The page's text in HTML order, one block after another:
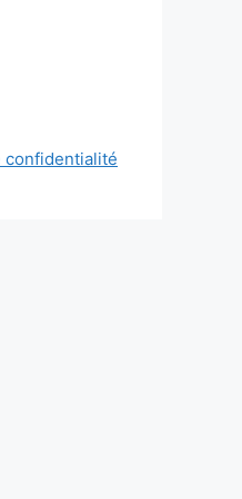
confidentialité